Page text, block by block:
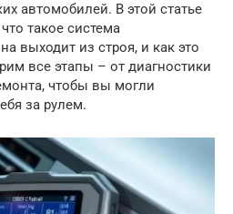
автомобилей. В этой статье
такое система
выходит из строя, и как это
все этапы – от диагностики
чтобы вы могли
за рулем.